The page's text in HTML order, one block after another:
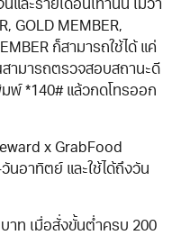
และรายเดือนเท่านั้น ไม่ว่า
GOLD MEMBER,
ก็สามารถใช้ได้ แค่
ามารถตรวจสอบสถานะดี
พ์ *140# แล้วกดโทรออก
x GrabFood
นอาทิตย์ และใช้ได้ถึงวัน
าท เมื่อสั่งขั้นต่ำครบ 200